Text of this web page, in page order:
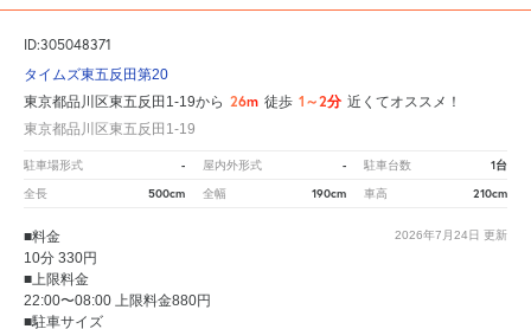
ID:305048371
タイムズ東五反田第20
東京都品川区東五反田1-19から 26m 徒歩 1～2分 近くてオススメ！
東京都品川区東五反田1-19
駐車場形式 - 屋内外形式 - 駐車台数 1台
全長 500cm 全幅 190cm 車高 210cm
2026年7月24日 更新
■料金
10分 330円
■上限料金
22:00〜08:00 上限料金880円
■駐車サイズ